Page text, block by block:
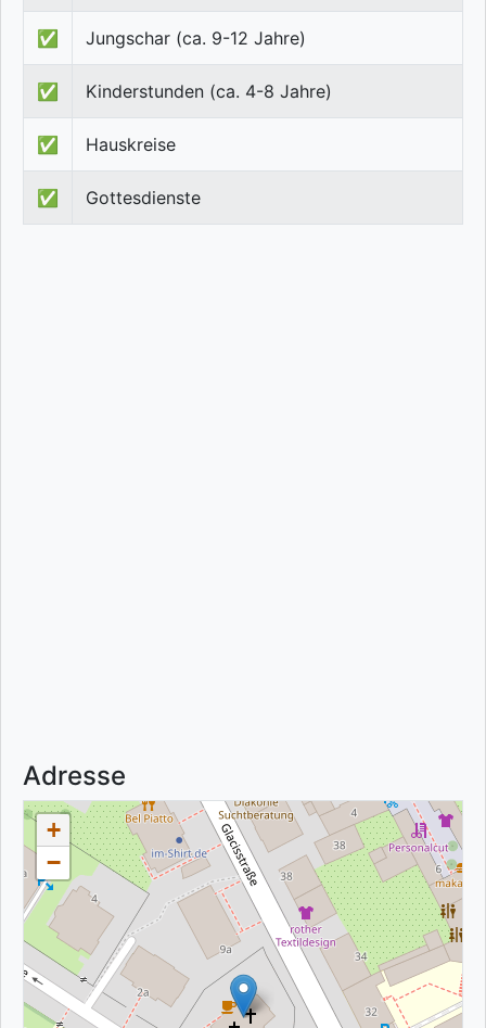
✅ Jungschar (ca. 9-12 Jahre)
✅ Kinderstunden (ca. 4-8 Jahre)
✅ Hauskreise
✅ Gottesdienste
Adresse
+
−